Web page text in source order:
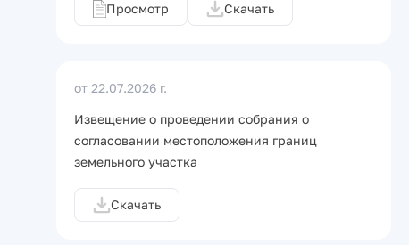
Просмотр Скачать
от 22.07.2026 г.
Извещение о проведении собрания о
согласовании местоположения границ
земельного участка
Скачать